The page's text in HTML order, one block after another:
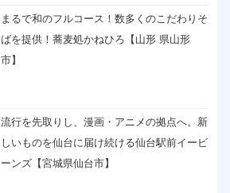
まるで和のフルコース！数多くのこだわりそ
ばを提供！蕎麦処かねひろ【山形 県山形
市】
流行を先取りし、漫画・アニメの拠点へ。新
しいものを仙台に届け続ける仙台駅前イービ
ーンズ【宮城県仙台市】